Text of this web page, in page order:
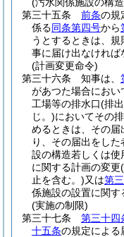
第三十五条
前条の規
係る同条第四号から
うとするときは、
事に届け出なければ
(計画変更命令)
第三十六条
知事は、
があつた場合にお
工場等の排水口(排
じ。)においてその
めるときは、その届
り、その届出をし
設の構造若しくは
に関する計画の変更(
止を含む。)又は第
係施設の設置に関す
(実施の制限)
第三十七条
第三十四
十五条の規定による